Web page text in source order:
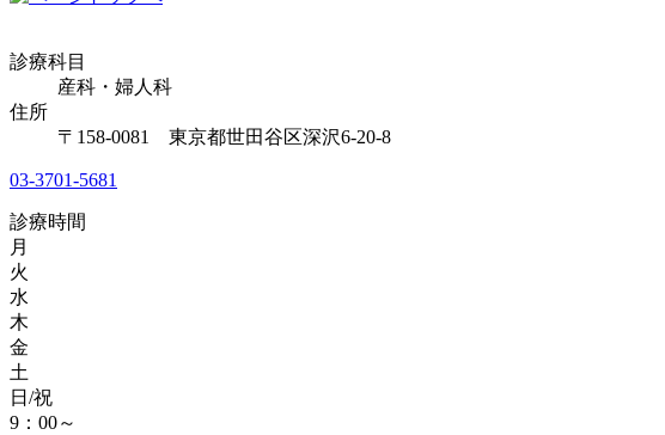
診療科目
産科・婦人科
住所
〒158-0081 東京都世田谷区深沢6-20-8
03-3701-5681
診療時間
月
火
水
木
金
土
日/祝
9：00～